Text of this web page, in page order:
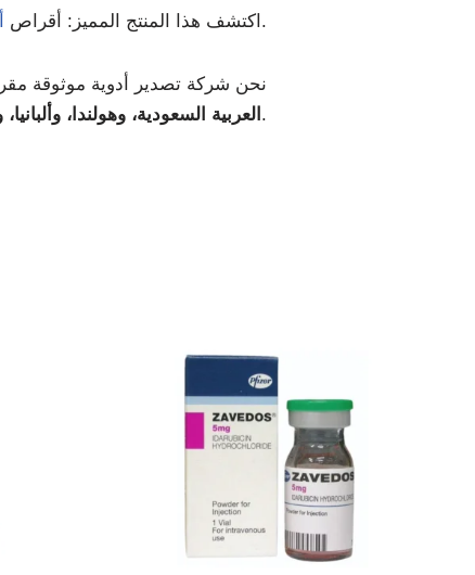
اكتشف هذا المنتج المميز: أقراص من مجموعتنا المضادة للسرطان.
نحن شركة تصدير أدوية موثوقة
العربية السعودية، وهولندا، وغيرها الكثير.